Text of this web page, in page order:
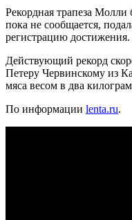
Рекордная трапеза
пока не сообщается,
регистрацию достижения.
Действующий рекорд
Петеру Червинскому из
мяса весом в два
По информации lenta.ru.